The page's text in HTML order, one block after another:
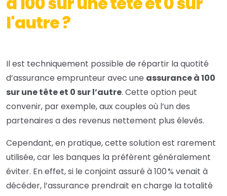
l'autre ?
Il est techniquement possible de répartir la quotité
d’assurance emprunteur avec une assurance à 100
sur une tête et 0 sur l’autre. Cette option peut
convenir, par exemple, aux couples où l’un des
partenaires a des revenus nettement plus élevés.
Cependant, en pratique, cette solution est rarement
utilisée, car les banques la préfèrent généralement
éviter. En effet, si le conjoint assuré à 100 % venait à
décéder, l’assurance prendrait en charge la totalité